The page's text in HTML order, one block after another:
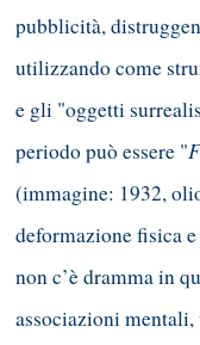
pubblicità,
utilizzando come
e gli "oggetti
periodo può essere "
(immagine: 1932,
deformazione fisica
non c’è dramma in
associazioni